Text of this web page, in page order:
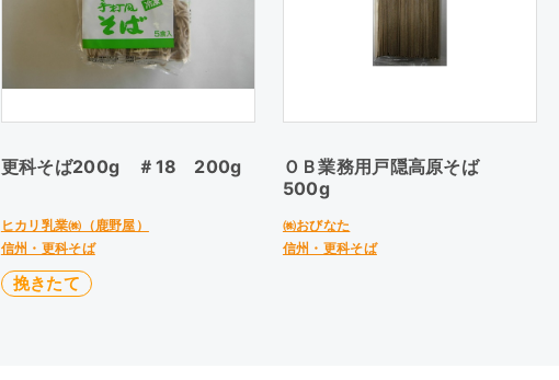
更科そば200g ＃18 200g
ヒカリ乳業㈱（鹿野屋）
信州・更科そば
挽きたて
ＯＢ業務用戸隠高原そば
500g
㈱おびなた
信州・更科そば